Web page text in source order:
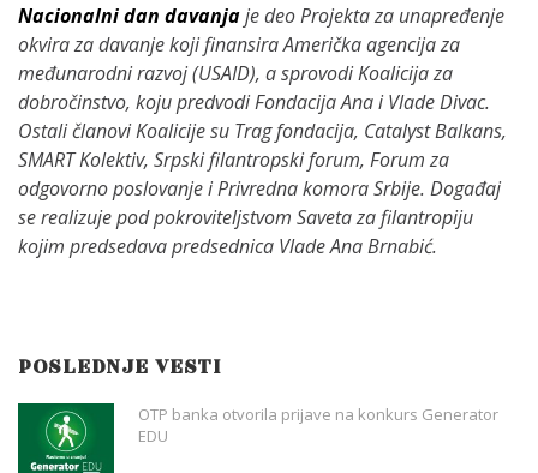
Nacionalni dan davanjaje deo Projekta za unapređenje
okvira za davanje koji finansira Američka agencija za
međunarodni razvoj (USAID), a sprovodi Koalicija za
dobročinstvo, koju predvodi Fondacija Ana i Vlade Divac.
Ostali članovi Koalicije su Trag fondacija, Catalyst Balkans,
SMART Kolektiv, Srpski filantropski forum, Forum za
odgovorno poslovanje i Privredna komora Srbije. Događaj
se realizuje pod pokroviteljstvom Saveta za filantropiju
kojim predsedava predsednica Vlade Ana Brnabić.
POSLEDNJE VESTI
OTP banka otvorila prijave na konkurs Generator
EDU